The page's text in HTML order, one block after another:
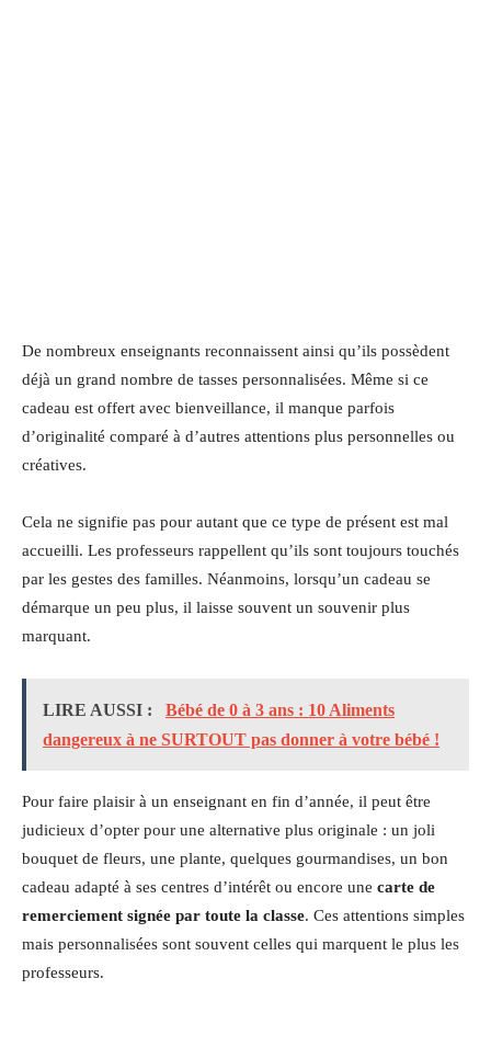
De nombreux enseignants reconnaissent ainsi qu’ils possèdent
déjà un grand nombre de tasses personnalisées. Même si ce
cadeau est offert avec bienveillance, il manque parfois
d’originalité comparé à d’autres attentions plus personnelles ou
créatives.
Cela ne signifie pas pour autant que ce type de présent est mal
accueilli. Les professeurs rappellent qu’ils sont toujours touchés
par les gestes des familles. Néanmoins, lorsqu’un cadeau se
démarque un peu plus, il laisse souvent un souvenir plus
marquant.
LIRE AUSSI :
Bébé de 0 à 3 ans : 10 Aliments
dangereux à ne SURTOUT pas donner à votre bébé !
Pour faire plaisir à un enseignant en fin d’année, il peut être
judicieux d’opter pour une alternative plus originale : un joli
bouquet de fleurs, une plante, quelques gourmandises, un bon
cadeau adapté à ses centres d’intérêt ou encore une carte de
remerciement signée par toute la classe. Ces attentions simples
mais personnalisées sont souvent celles qui marquent le plus les
professeurs.